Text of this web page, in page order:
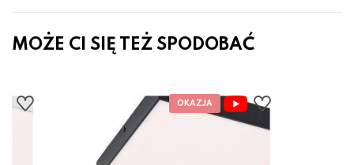
MOŻE CI SIĘ TEŻ SPODOBAĆ